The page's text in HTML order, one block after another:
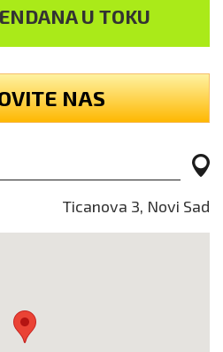
U TOKU
NAS
Ticanova 3, Novi Sad